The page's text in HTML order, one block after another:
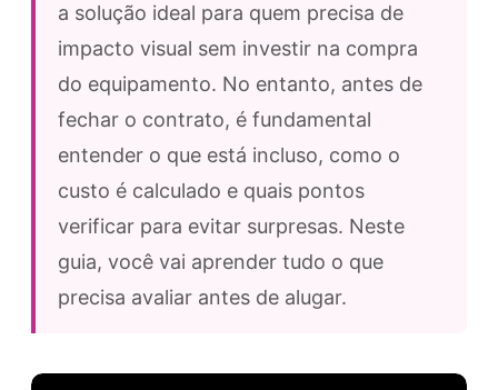
a solução ideal para quem precisa de
impacto visual sem investir na compra
do equipamento. No entanto, antes de
fechar o contrato, é fundamental
entender o que está incluso, como o
custo é calculado e quais pontos
verificar para evitar surpresas. Neste
guia, você vai aprender tudo o que
precisa avaliar antes de alugar.